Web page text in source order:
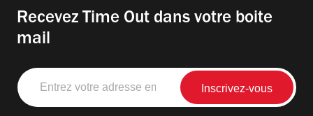
Recevez Time Out dans votre boite
mail
Entrez
votre
adresse